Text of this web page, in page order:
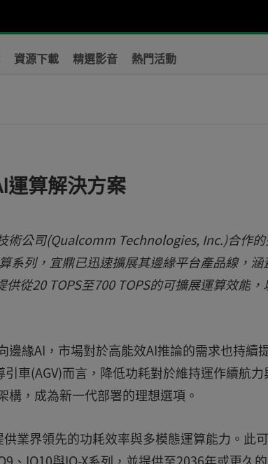
資源下載 精選影音 熱門活動
運算解決方案
公司(Qualcomm Technologies, Inc.)合作
系列，宜鼎已迅速擴展其邊緣平台產品線，涵
從20 TOPS至700 TOPS的可擴展運算效能，
緣AI，市場對於高能效AI推論的需求也持續
車(AGV)而言，降低功耗對於維持運作續航力
，成為新一代部署的理想選項。
業界領先的功耗效率與多模態運算能力。此